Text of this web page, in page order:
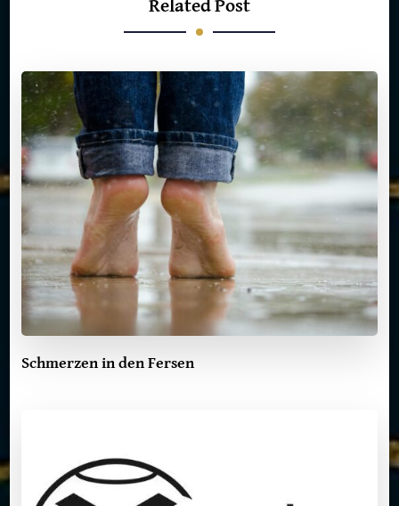
Related Post
Schmerzen in den Fersen